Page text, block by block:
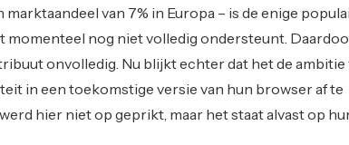
van 7% in Europa – is de enige
nog niet volledig ondersteunt.
onvolledig. Nu blijkt echter dat het de ambitie
in een toekomstige versie van hun browser af te
hier niet op geprikt, maar het staat alvast op